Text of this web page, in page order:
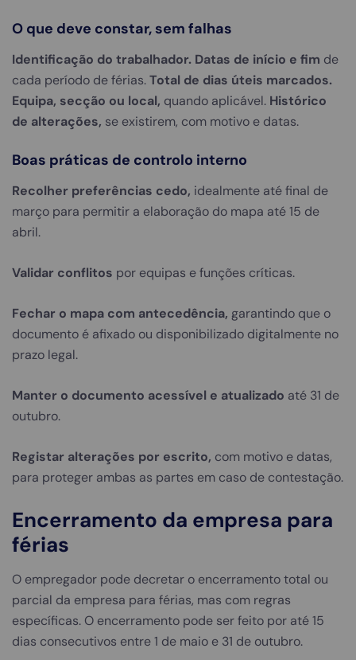
O que deve constar, sem falhas
Identificação do trabalhador. Datas de início e fim de
cada período de férias.Total de dias úteis marcados.
Equipa, secção ou local, quando aplicável. Histórico
de alterações, se existirem, com motivo e datas.
Boas práticas de controlo interno
Recolher preferências cedo, idealmente até final de
março para permitir a elaboração do mapa até 15 de
abril.
Validar conflitos por equipas e funções críticas.
Fechar o mapa com antecedência, garantindo que o
documento é afixado ou disponibilizado digitalmente no
prazo legal.
Manter o documento acessível e atualizado até 31 de
outubro.
Registar alterações por escrito, com motivo e datas,
para proteger ambas as partes em caso de contestação.
Encerramento da empresa para
férias
O empregador pode decretar o encerramento total ou
parcial da empresa para férias, mas com regras
específicas. O encerramento pode ser feito por até 15
dias consecutivos entre 1 de maio e 31 de outubro.